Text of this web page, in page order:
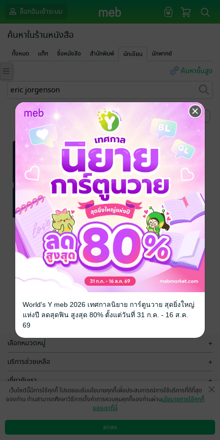
ล็อกอินเข้าระบบ
ค้นหาในร้านหนังสือ
ทั้งหมด แท็ก ชื่อหนังสือ สำนักพิมพ์ นักเขียน นักพากย์
ค้นหาขั้นสูง
หน้าที่ 1
รู้ทันอนาคตใน
โลกที่ไม่เหมือน
เดิม ฉบับนาย
บาลาจี [The
Anthology of
Eric Jorgenson /
สำนักพิมพ์บิงโก
Bingo
พัฒนาตนเอง
No Rating
คู่มือสร้างความ
มั่งคั่งและความ
สุขฉบับนายนา
วาล [The
Almanack of
Naval
Ravikant]
Eric Jorgenson
สำนักพิมพ์บิงโก
Bingo
พัฒนาตนเอง
1 Rating
เลือกหมวดหมู่ +
บริการช่วยเหลือ +
เกี่ยวกับเรา +
กลุ่มธุรกิจในเครือ
ดาวน์โหลดแอป วิธีการใช้งาน ติดต่อเรา
เว็บไซต์นี้มีการใช้คุกกี้ โปรดยอมรับนโยบายคุกกี้เพื่อประสบการณ์การใช้บริการที่ดีที่สุด
ของท่าน ท่านสามารถศึกษาวิธีการตั้งค่าการควบคุมคุกกี้ของท่านผ่านนโยบายการใช้คุกกี้
ของเราที่นี่
ตกลง
World's Y meb 2026 เทศกาลนิยาย การ์ตูนวาย สุดยิ่งใหญ่
แห่งปี ลดสุดฟิน สูงสุด 80% ตั้งแต่วันที่ 31 ก.ค. - 16 ส.ค.
69